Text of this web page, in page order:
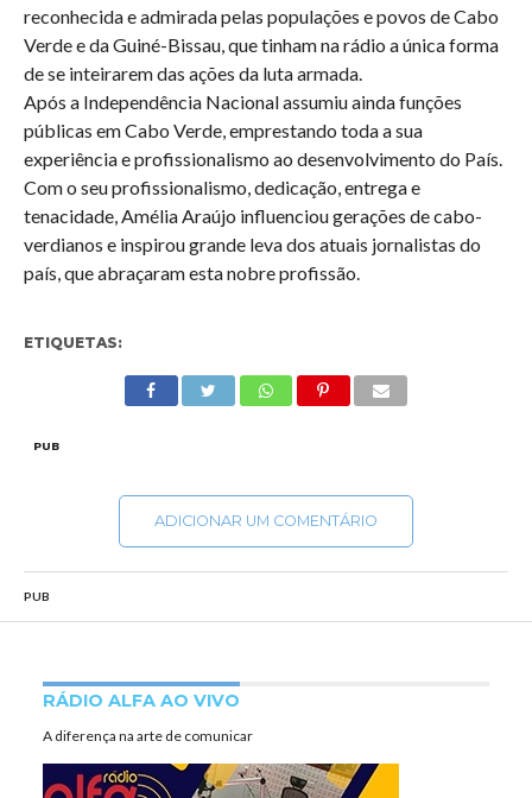
reconhecida e admirada pelas populações e povos de Cabo
Verde e da Guiné-Bissau, que tinham na rádio a única forma
de se inteirarem das ações da luta armada.
Após a Independência Nacional assumiu ainda funções
públicas em Cabo Verde, emprestando toda a sua
experiência e profissionalismo ao desenvolvimento do País.
Com o seu profissionalismo, dedicação, entrega e
tenacidade, Amélia Araújo influenciou gerações de cabo-
verdianos e inspirou grande leva dos atuais jornalistas do
país, que abraçaram esta nobre profissão.
ETIQUETAS:
PUB
ADICIONAR UM COMENTÁRIO
PUB
RÁDIO ALFA AO VIVO
A diferença na arte de comunicar